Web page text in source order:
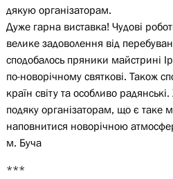
дякую організаторам.
Дуже гарна виставка! Чудові
велике задоволення від
сподобалось пряники майстрині
по-новорічному святкові. Також
країн світу та особливо
подяку організаторам, що є таке
наповнитися новорічною
м. Буча
***